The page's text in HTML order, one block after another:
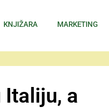
KNJIŽARA MARKETING
a